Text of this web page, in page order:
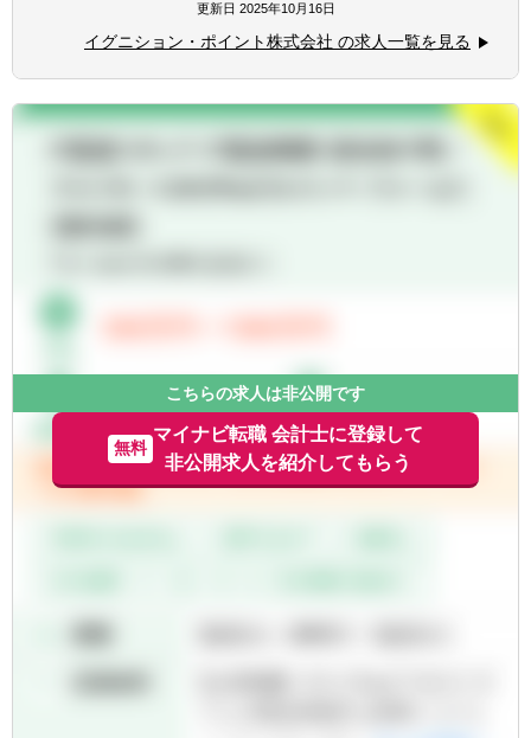
【歓迎経験・スキル】
■ビジネスレベルの英語能力
【求める人物像】
能です。ただし、はじめは出社いただく方が
多いです。
・入社段階からの時短勤務は要検討となりま
すが、入社後に時短で就業されているメンバ
ーは複数名いらっしゃいます。
※Value Incubationユニット：クライアント企
業の非連続な成長により、その企業が潜在的
に有するポテンシャルを開放し、 新たな価値
の創出をもたらそうとしています。
M&A・Alliance・スタートアップ投資・共
創・ファンド・JV設立といった手法でそれら
そのため、ファイナンスの知見、経験をお持
として担当いただく場合もあります。
事業構想・戦略策定関連から、実行・実現支
援迄、両フェーズの実績・経験を基にしたサ
ービスを提供
更新日 2025年10月16日
イグニション・ポイント株式会社 の求人一覧を見る
こちらの求人は非公開です
無料
マイナビ転職 会計士に登録して
非公開求人を紹介してもらう